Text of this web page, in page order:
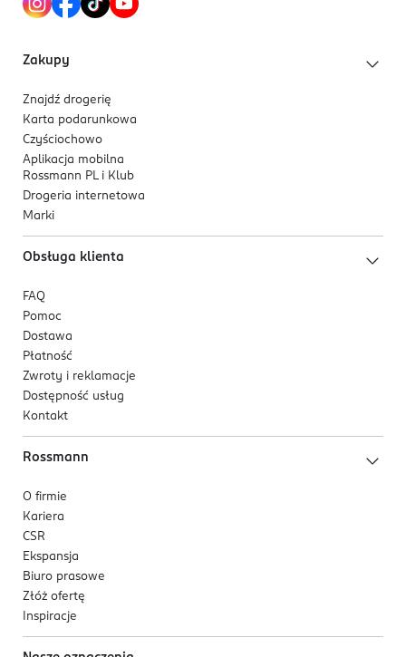
Zakupy
Znajdź drogerię
Karta podarunkowa
Czyściochowo
Aplikacja mobilna
Rossmann PL i Klub
Drogeria internetowa
Marki
Obsługa klienta
FAQ
Pomoc
Dostawa
Płatność
Zwroty i reklamacje
Dostępność usług
Kontakt
Rossmann
O firmie
Kariera
CSR
Ekspansja
Biuro prasowe
Złóż ofertę
Inspiracje